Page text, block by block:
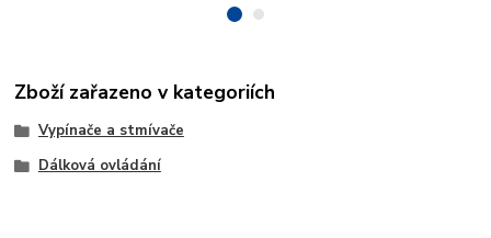
Zboží zařazeno v kategoriích
Vypínače a stmívače
Dálková ovládání